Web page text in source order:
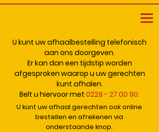
U kunt uw afhaalbestelling telefonisch
aan ons doorgeven.
Er kan dan een tijdstip worden
afgesproken waarop u uw gerechten
kunt afhalen.
Belt u hiervoor met 0229 - 27 00 90.
U kunt uw afhaal gerechten ook online
bestellen en afrekenen via
onderstaande knop.